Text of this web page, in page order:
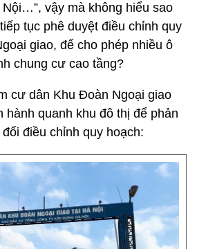
vậy mà không hiểu sao
tục phê duyệt điều chỉnh quy
giao, để cho phép nhiều ô
chung cư cao tầng?
cư dân Khu Đoàn Ngoại giao
hành quanh khu đô thị để phản
điều chỉnh quy hoạch: